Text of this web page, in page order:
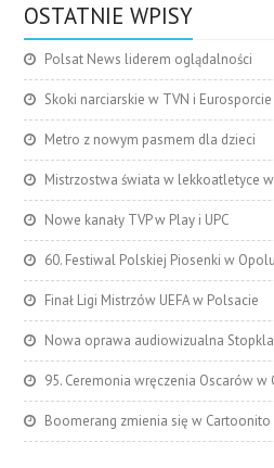
OSTATNIE WPISY
Polsat News liderem oglądalności
Skoki narciarskie w TVN i Eurosporcie
Metro z nowym pasmem dla dzieci
Mistrzostwa świata w lekkoatletyce
Nowe kanały TVP w Play i UPC
60. Festiwal Polskiej Piosenki w Opolu
Finał Ligi Mistrzów UEFA w Polsacie
Nowa oprawa audiowizualna
95. Ceremonia wręczenia Oscarów w
Boomerang zmienia się w Cartoonito